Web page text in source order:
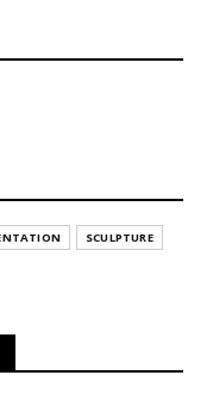
SCULPTURE